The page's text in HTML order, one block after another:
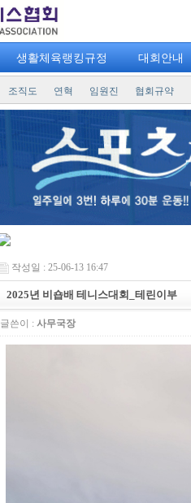
생활체육랭킹규정 대회안내
조직도 연혁 임원진 협회규약
작성일 : 25-06-13 16:47
2025년 비숍배 테니스대회_테린이부
글쓴이 : 사무국장